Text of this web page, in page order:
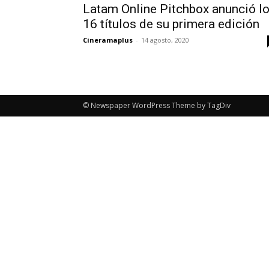
Latam Online Pitchbox anunció
16 títulos de su primera edición
Cineramaplus - 14 agosto, 2020
© Newspaper WordPress Theme by TagDiv